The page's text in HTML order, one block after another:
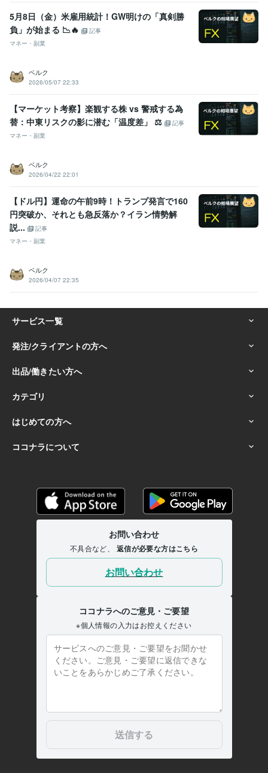
5月8日（金）米雇用統計！GW明けの「真剣勝
負」が始まる 📉🔥
記事
マネー・副業
ベルク
2026/05/07 22:33
【マーケット考察】楽観する株 vs 警戒する為
替：中東リスクの影に潜む「温度差」 ⚖️
記事
マネー・副業
ベルク
2026/04/22 22:01
【ドル円】運命の午前9時！トランプ発言で160
円突破か、それとも急反落か？イラン情勢解
説...
記事
マネー・副業
ベルク
2026/04/07 22:35